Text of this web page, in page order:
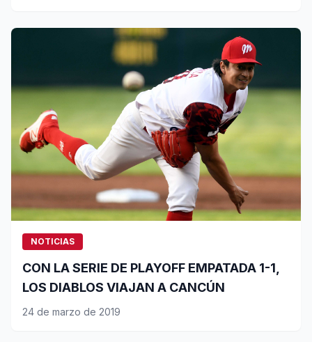
NOTICIAS
CON LA SERIE DE PLAYOFF EMPATADA 1-1,
LOS DIABLOS VIAJAN A CANCÚN
24 de marzo de 2019